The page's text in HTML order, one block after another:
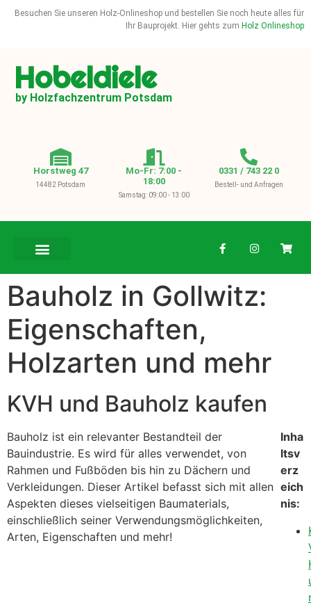
Besuchen Sie unseren Holz-Onlineshop und bestellen Sie noch heute alles für
Ihr Bauprojekt. Hier gehts zum Holz Onlineshop
Hobeldiele
by Holzfachzentrum Potsdam
Horstweg 47
14482 Potsdam
Mo-Fr: 7:00 -
18:00
Samstag: 09:00 - 13:00
0331 / 743 22 0
Bestell- und Anfragen
Bauholz in Gollwitz:
Eigenschaften,
Holzarten und mehr
KVH und Bauholz kaufen
Bauholz ist ein relevanter Bestandteil der
Bauindustrie. Es wird für alles verwendet, von
Rahmen und Fußböden bis hin zu Dächern und
Verkleidungen. Dieser Artikel befasst sich mit allen
Aspekten dieses vielseitigen Baumaterials,
einschließlich seiner Verwendungsmöglichkeiten,
Arten, Eigenschaften und mehr!
Inha
ltsv
erz
eich
nis: